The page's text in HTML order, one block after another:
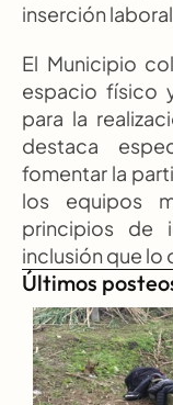
inserción
El Municipio
espacio físico
para la
destaca
fomentar la
los equipos
principios de
inclusión que lo
Últimos